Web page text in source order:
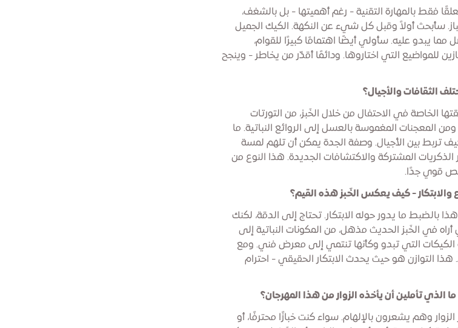
فقط بالمهارة التقنية - رغم أهميتها - بل بالشغف،
سأبحث أولاً وقبل كل شيء عن النكهة. الكيك الجميل
يبدو عليه. سأولي أيضًا اهتمامًا كبيرًا للقوام،
للمواضيع التي اختاروها. ودائمًا أقدّر من يخاطر - وينجح
الثقافات والأجيال؟
الخاصة في الاحتفال من خلال الخَبز، من التورتات
المعجنات المغموسة بالعسل إلى الروائع النباتية. ما
تربط بين الأجيال. وصفة الجدة يمكن أن تلهم لمسة
المشتركة والاكتشافات الجديدة. هذا النوع من
قوي جدًا.
- كيف يعكس الخَبز هذه القيم؟
بالضبط ما يدور حوله الابتكار. تحتاج إلى الدقة، لكنك
أراه في الخَبز الحديث مذهل، من المكونات النباتية إلى
أو الكيكات التي تبدو وكأنها تنتمي إلى معرض فني. ومع
التوازن هو حيث يحدث الابتكار الحقيقي - احترام
الذي تأملين أن يأخذه الزوار من هذا المهرجان؟
وهم يشعرون بالإلهام. سواء كنت خبازًا محترفًا، أو